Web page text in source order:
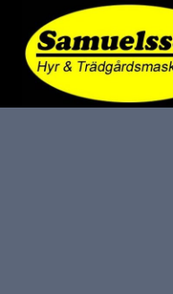
content